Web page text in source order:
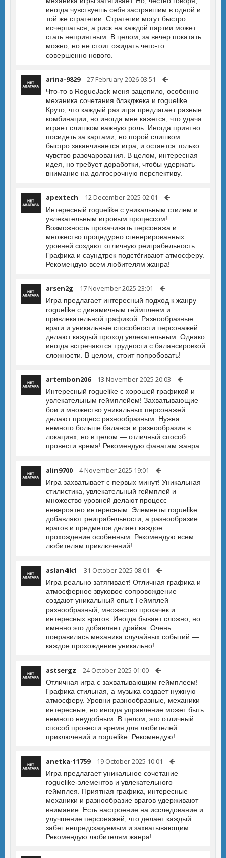
иногда чувствуешь себя застрявшим в одной и
той же стратегии. Стратегии могут быстро
исчерпаться, а риск на каждой партии может
стать неприятным. В целом, за вечер покатать
можно, но не стоит ожидать чего-то
совершенно нового.
arina-9829 27 February 2026 03:51
Что-то в RogueJack меня зацепило, особенно
механика сочетания блэкджека и roguelike.
Круто, что каждый раз игра предлагает разные
комбинации, но иногда мне кажется, что удача
играет слишком важную роль. Иногда приятно
посидеть за картами, но порой слишком
быстро заканчивается игра, и остается только
чувство разочарования. В целом, интересная
идея, но требует доработки, чтобы удержать
внимание на долгосрочную перспективу.
apextech 12 December 2025 02:01
Интересный roguelike с уникальным стилем и
увлекательным игровым процессом!
Возможность прокачивать персонажа и
множество процедурно сгенерированных
уровней создают отличную реиграбельность.
Графика и саундтрек подстёгивают атмосферу.
Рекомендую всем любителям жанра!
arsen2g 17 November 2025 23:01
Игра предлагает интересный подход к жанру
roguelike с динамичным геймплеем и
привлекательной графикой. Разнообразные
враги и уникальные способности персонажей
делают каждый проход увлекательным. Однако
иногда встречаются трудности с балансировкой
сложности. В целом, стоит попробовать!
artembon206 13 November 2025 20:03
Интересный roguelike с хорошей графикой и
увлекательным геймплейем! Захватывающие
бои и множество уникальных персонажей
делают процесс разнообразным. Нужна
немного больше баланса и разнообразия в
локациях, но в целом — отличный способ
провести время! Рекомендую фанатам жанра.
alin9700 4 November 2025 19:01
Игра захватывает с первых минут! Уникальная
стилистика, увлекательный геймплей и
множество уровней делают процесс
невероятно интересным. Элементы roguelike
добавляют реиграбельности, а разнообразие
врагов и предметов делает каждое
прохождение особенным. Рекомендую всем
любителям приключений!
aslan4ik1 31 October 2025 08:01
Игра реально затягивает! Отличная графика и
атмосферное звуковое сопровождение
создают уникальный опыт. Геймплей
разнообразный, множество прокачек и
интересных врагов. Иногда бывает сложно, но
именно это добавляет драйва. Очень
понравилась механика случайных событий —
каждое прохождение уникально!
astsergz 24 October 2025 01:00
Отличная игра с захватывающим геймплеем!
Графика стильная, а музыка создает нужную
атмосферу. Уровни разнообразные, механики
интересные, но иногда управление может быть
немного неудобным. В целом, это отличный
способ провести время для любителей
приключений и roguelike. Рекомендую!
anetka-11759 19 October 2025 10:01
Игра предлагает уникальное сочетание
roguelike-элементов и увлекательного
геймплея. Приятная графика, интересные
механики и разнообразие врагов удерживают
внимание. Есть настроение на исследование и
улучшение персонажей, что делает каждый
забег непредсказуемым и захватывающим.
Рекомендую любителям жанра!